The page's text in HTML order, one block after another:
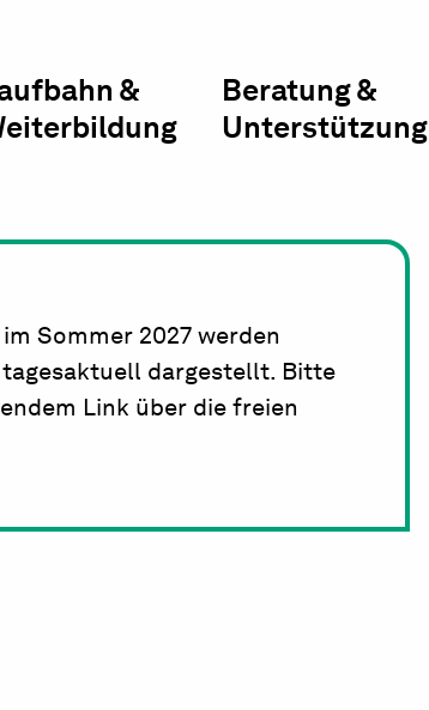
&
Beratung &
Unterstützung
Sommer 2027 werden
dargestellt. Bitte
Link über die freien